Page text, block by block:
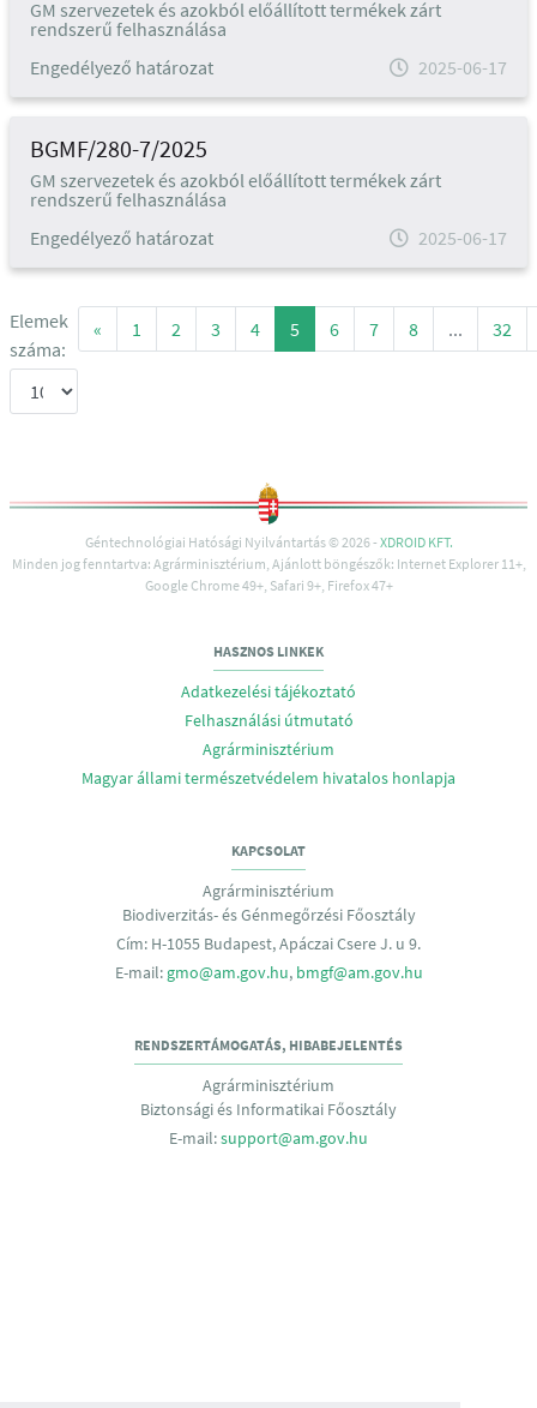
GM szervezetek és azokból előállított termékek zárt
rendszerű felhasználása
Engedélyező határozat
2025-06-17
BGMF/280-7/2025
GM szervezetek és azokból előállított termékek zárt
rendszerű felhasználása
Engedélyező határozat
2025-06-17
Elemek
száma:
« 1 2 3 4 5 6 7 8 ... 32
Géntechnológiai Hatósági Nyilvántartás © 2026 - XDROID KFT.
Minden jog fenntartva: Agrárminisztérium, Ajánlott böngészők: Internet Explorer 11+,
Google Chrome 49+, Safari 9+, Firefox 47+
HASZNOS LINKEK
Adatkezelési tájékoztató
Felhasználási útmutató
Agrárminisztérium
Magyar állami természetvédelem hivatalos honlapja
KAPCSOLAT
Agrárminisztérium
Biodiverzitás- és Génmegőrzési Főosztály
Cím: H-1055 Budapest, Apáczai Csere J. u 9.
E-mail: gmo@am.gov.hu, bmgf@am.gov.hu
RENDSZERTÁMOGATÁS, HIBABEJELENTÉS
Agrárminisztérium
Biztonsági és Informatikai Főosztály
E-mail:support@am.gov.hu